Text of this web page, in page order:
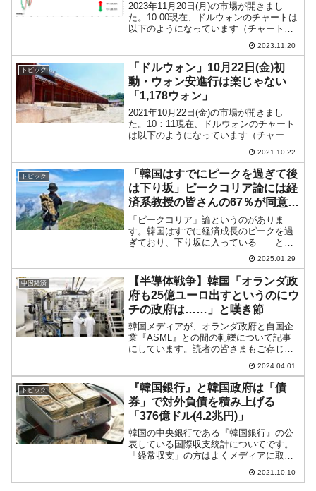
2023年11月20日(月)の市場が開きまし
た。10:00現在、ドルウォンのチャートは
以下のようになっています（チャートは
『Investing.com』より引用）。前日の
「なんとか陽線」を受けてのスタート
で、現在のところ陽線。「1ドル＝1,...
2023.11.20
トピック
「ドルウォン」10月22日(金)初
動・ウォン安進行は楽じゃない
「1,178ウォン」
2021年10月22日(金)の市場が開きまし
た。10：11現在、ドルウォンのチャート
は以下のようになっています（チャート
は『Investing.com』より引用）。うっす
ら陽線です。一時「1ドル＝1,180ウォ
ン」まで達していますが、ウォン...
2021.10.22
トピック
「韓国はすでにピークを過ぎて後
は下り坂」ピークコリア論には経
済系教授の皆さんの67％が同意す
る。
「ピークコリア」論というのがありま
す。韓国はすでに経済成長のピークを過
ぎており、下り坂に入っている――とい
う説です。一応「説」とご紹介しておき
ますが――事実です。Money1ではもう2
年前の上掲記事でご紹介しましたが、
2025年になり「韓国...
2025.01.29
中国経済
【半導体戦争】韓国「オランダ政
府も25億ユーロ出すというのにウ
チの政府は……」と嘆き節
韓国メディアが、オランダ政府と自国企
業『ASML』との間の軋轢について記事
にしています。読者の皆さまもご存じの
とおり、『ASML』は半導体製造用の露
光装置で世界的な技術を有し、
『ASML』の露光装置がないと、半導体
製造企業は困ったことになり...
2024.04.01
トピック
『韓国銀行』と韓国政府は「債
券」で対外負債を積み上げる
「376億ドル(4.2兆円)」
韓国の中央銀行である『韓国銀行』の公
表している国際収支統計についてです。
「経常収支」の方はよくメディアに取り
上げられるのですが、金融における資
産・負債の増減、その収支を示す「金融
2021.10.10